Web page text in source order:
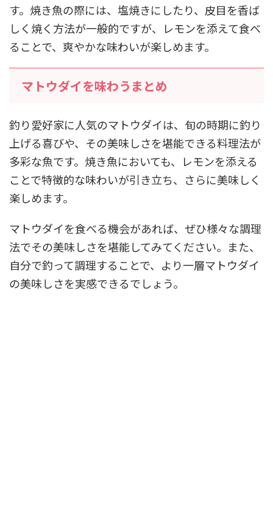
す。焼き魚の際には、塩焼きにしたり、皮目を香ば
しく焼く方法が一般的ですが、レモンを添えて食べ
ることで、爽やかな味わいが楽しめます。
マトウダイを味わうまとめ
釣り愛好家に人気のマトウダイは、旬の時期に釣り
上げる喜びや、その美味しさを堪能できる料理法が
多彩な魚です。焼き魚においても、レモンを添える
ことで特徴的な味わいが引き立ち、さらに美味しく
楽しめます。
マトウダイを食べる機会があれば、ぜひ様々な調理
法でその美味しさを堪能してみてください。また、
自分で釣って調理することで、より一層マトウダイ
の美味しさを実感できるでしょう。